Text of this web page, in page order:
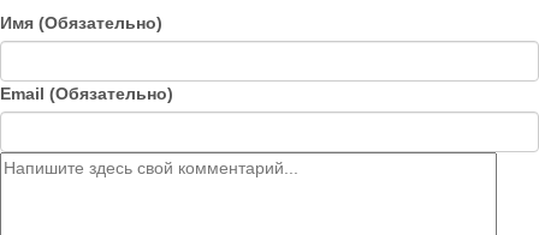
Имя (Обязательно)
Email (Обязательно)